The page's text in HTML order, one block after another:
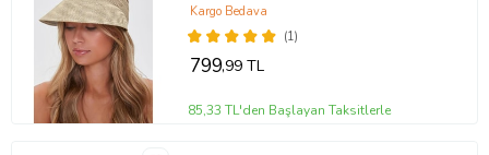
(1)
Kargo Bedava
799,99 TL
85,33 TL'den Başlayan Taksitlerle